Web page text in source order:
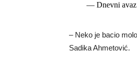
— Dnevni
– Neko je bacio
Sadika Ahmetović.